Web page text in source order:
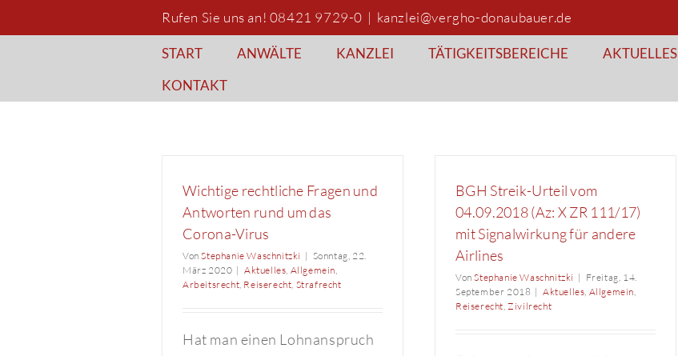
Inhalt
Rufen Sie uns an! 08421 9729-0 | kanzlei@vergho-donaubauer.de
START ANWÄLTE KANZLEI TÄTIGKEITSBEREICHE AKTUELLES
KONTAKT
Wichtige rechtliche Fragen und
Antworten rund um das
Corona-Virus
VonStephanie Waschnitzki | Sonntag, 22.
März 2020 | Aktuelles, Allgemein,
Arbeitsrecht, Reiserecht, Strafrecht
Hat man einen Lohnanspruch
BGH Streik-Urteil vom
04.09.2018 (Az: X ZR 111/17)
mit Signalwirkung für andere
Airlines
VonStephanie Waschnitzki | Freitag, 14.
September 2018 | Aktuelles, Allgemein,
Reiserecht,Zivilrecht